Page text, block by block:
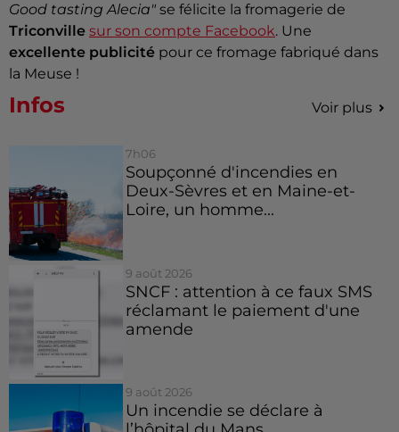
Good tasting Alecia" se félicite la fromagerie de
Triconville sur son compte Facebook. Une
excellente publicité pour ce fromage fabriqué dans
la Meuse !
Infos Voir plus
7h06
Soupçonné d'incendies en
Deux-Sèvres et en Maine-et-
Loire, un homme...
9 août 2026
SNCF : attention à ce faux SMS
réclamant le paiement d'une
amende
9 août 2026
Un incendie se déclare à